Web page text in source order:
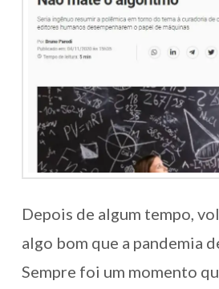
Depois de algum tempo,
algo bom que a pandemia
Sempre foi um momento